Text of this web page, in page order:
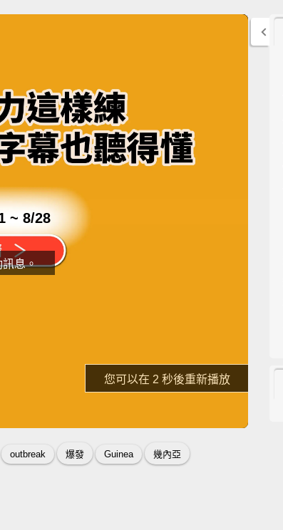
息。
~ 8/28
重新播放
了解詳情
outbreak 爆發 Guinea 幾內亞